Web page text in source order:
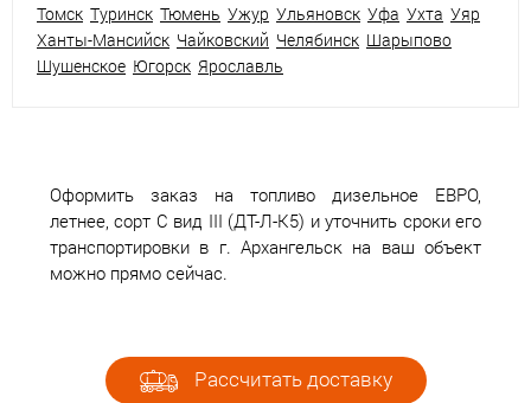
Томск Туринск Тюмень Ужур Ульяновск Уфа Ухта Уяр
Ханты-Мансийск Чайковский Челябинск Шарыпово
Шушенское Югорск Ярославль
Оформить заказ на топливо дизельное ЕВРО,
летнее, сорт С вид III (ДТ-Л-К5) и уточнить сроки его
транспортировки в г. Архангельск на ваш объект
можно прямо сейчас.
Рассчитать доставку